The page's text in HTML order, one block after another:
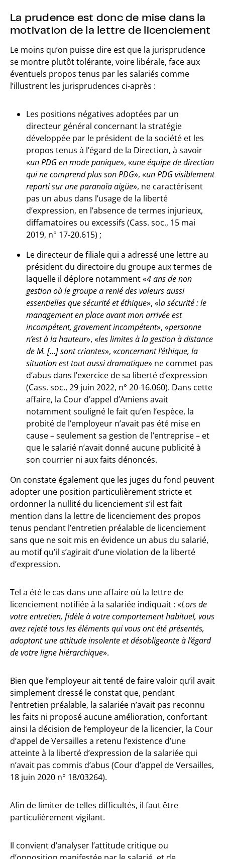
La prudence est donc de mise dans la
motivation de la lettre de licenciement
Le moins qu’on puisse dire est que la jurisprudence
se montre plutôt tolérante, voire libérale, face aux
éventuels propos tenus par les salariés comme
l’illustrent les jurisprudences ci-après :
Les positions négatives adoptées par un
directeur général concernant la stratégie
développée par le président de la société et les
propos tenus à l’égard de la Direction, à savoir
«un PDG en mode panique», «une équipe de direction
qui ne comprend plus son PDG», «un PDG visiblement
reparti sur une paranoïa aigüe», ne caractérisent
pas un abus dans l’usage de la liberté
d’expression, en l’absence de termes injurieux,
diffamatoires ou excessifs (Cass. soc., 15 mai
2019, n° 17-20.615) ;
Le directeur de filiale qui a adressé une lettre au
président du directoire du groupe aux termes de
laquelle il déplore notamment «4 ans de non
gestion où le groupe a renié des valeurs aussi
essentielles que sécurité et éthique», «la sécurité : le
management en place avant mon arrivée est
incompétent, gravement incompétent», «personne
n’est à la hauteur», «les limites à la gestion à distance
de M. […] sont criantes», «concernant l’éthique, la
situation est tout aussi dramatique» ne commet pas
d’abus dans l’exercice de sa liberté d’expression
(Cass. soc., 29 juin 2022, n° 20-16.060). Dans cette
affaire, la Cour d’appel d’Amiens avait
notamment souligné le fait qu’en l’espèce, la
probité de l’employeur n’avait pas été mise en
cause – seulement sa gestion de l’entreprise – et
que le salarié n’avait donné aucune publicité à
son courrier ni aux faits dénoncés.
On constate également que les juges du fond peuvent
adopter une position particulièrement stricte et
ordonner la nullité du licenciement s’il est fait
mention dans la lettre de licenciement des propos
tenus pendant l’entretien préalable de licenciement
sans que ne soit mis en évidence un abus du salarié,
au motif qu’il s’agirait d‘une violation de la liberté
d’expression.
Tel a été le cas dans une affaire où la lettre de
licenciement notifiée à la salariée indiquait : «Lors de
votre entretien, fidèle à votre comportement habituel, vous
avez rejeté tous les éléments qui vous ont été présentés,
adoptant une attitude insolente et désobligeante à l’égard
de votre ligne hiérarchique».
Bien que l’employeur ait tenté de faire valoir qu’il avait
simplement dressé le constat que, pendant
l’entretien préalable, la salariée n’avait pas reconnu
les faits ni proposé aucune amélioration, confortant
ainsi la décision de l’employeur de la licencier, la Cour
d’appel de Versailles a retenu l’existence d’une
atteinte à la liberté d’expression de la salariée qui
n’avait pas commis d’abus (Cour d’appel de Versailles,
18 juin 2020 n° 18/03264).
Afin de limiter de telles difficultés, il faut être
particulièrement vigilant.
Il convient d’analyser l’attitude critique ou